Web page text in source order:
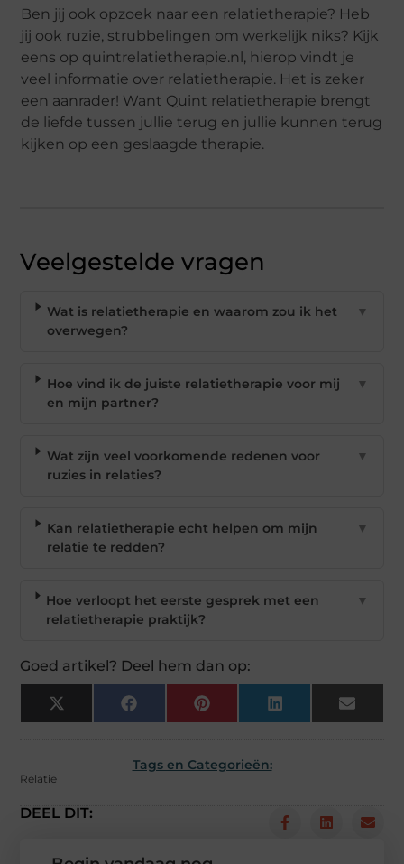
Ben jij ook opzoek naar een relatietherapie? Heb
jij ook ruzie, strubbelingen om werkelijk niks? Kijk
eens op quintrelatietherapie.nl, hierop vindt je
veel informatie over relatietherapie. Het is zeker
een aanrader! Want Quint relatietherapie brengt
de liefde tussen jullie terug en jullie kunnen terug
kijken op een geslaagde therapie.
Veelgestelde vragen
Wat is relatietherapie en waarom zou ik het
overwegen?
▼
Hoe vind ik de juiste relatietherapie voor mij
en mijn partner?
▼
Wat zijn veel voorkomende redenen voor
ruzies in relaties?
▼
Kan relatietherapie echt helpen om mijn
relatie te redden?
▼
Hoe verloopt het eerste gesprek met een
relatietherapie praktijk?
▼
Goed artikel? Deel hem dan op:
X
(Twitter)
Facebook Pinterest LinkedIn Email
Tags en Categorieën:
Relatie
DEEL DIT: